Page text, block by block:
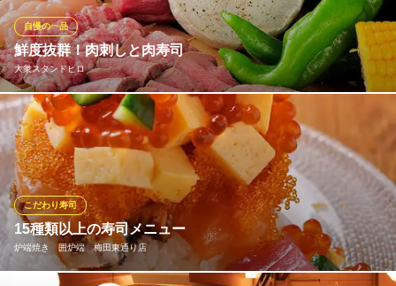
焼肉 海鮮 ニクサカナ 梅田東通店
梅田 個室 食べ放題
大阪メトロ谷町線中崎町駅 徒歩5分
大阪府大阪市北区堂山町10-4 忠兵衛堂山ビル2F
鮮度抜群！肉刺しと肉寿司
大衆スタンドヒロ
自慢の一品
鮮度への徹底したこだわりが光る肉刺しと肉寿司は、当店のもう
一つの顔です。食肉卸から直送される新鮮な地鶏や和牛を使用
し、大和肉鶏レバ刺しやセンマイ刺しは「絶品」と評判！ 和牛ト
ロ肉寿司やユッケ軍艦など、ここでしか味わえない希少な逸品を
心ゆくまでお楽しみください
大衆スタンドヒロ
大衆肉酒場
大阪メトロ谷町線中崎町駅 徒歩5分
15種類以上の寿司メニュー
炉端焼き 囲炉端 梅田東通り店
こだわり寿司